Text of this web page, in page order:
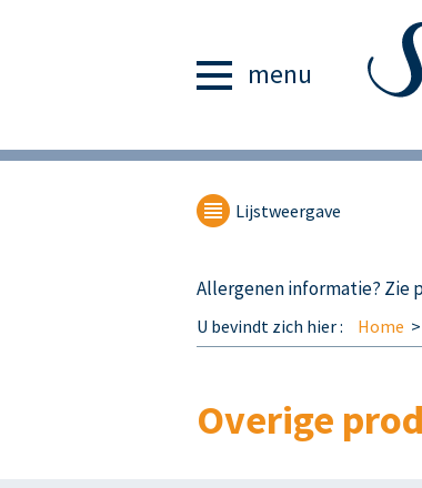
menu
Lijstweergave
Allergenen informatie? Zie
U bevindt zich hier : Home
Overige